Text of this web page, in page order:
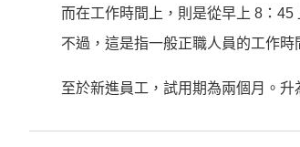
而在工作時間上，則是從早上 8：
不過，這是指一般正職人員的工作
至於新進員工，試用期為兩個月。